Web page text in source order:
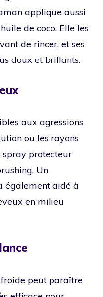
applique aussi
de coco. Elle les
de rincer, et ses
doux et brillants.
aux agressions
ou les rayons
spray protecteur
Un
également aidé à
en milieu
froide peut paraître